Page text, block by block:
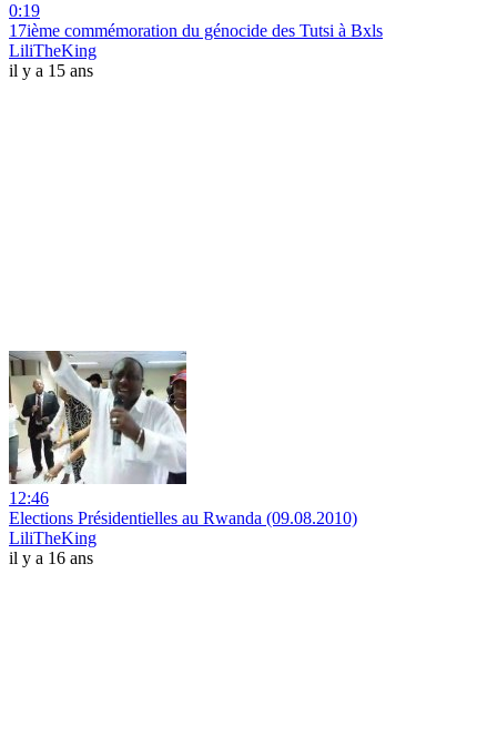
0:19
17ième commémoration du génocide des Tutsi à Bxls
LiliTheKing
il y a 15 ans
12:46
Elections Présidentielles au Rwanda (09.08.2010)
LiliTheKing
il y a 16 ans